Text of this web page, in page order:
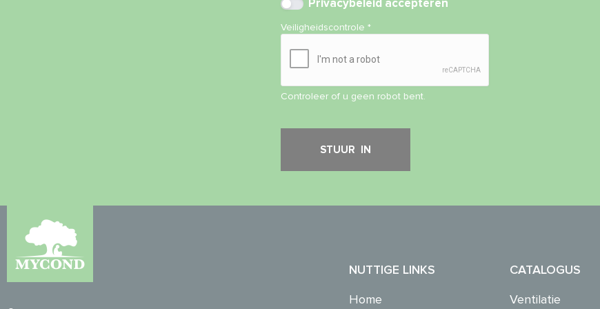
Privacybeleid accepteren
Veiligheidscontrole*
Controleer of u geen robot bent.
NUTTIGE LINKS
Home
CATALOGUS
Ventilatie